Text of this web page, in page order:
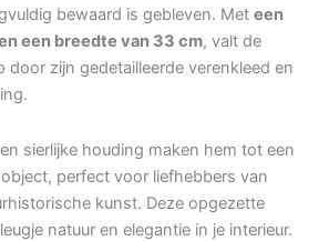
bewaard is gebleven. Met een
een breedte van 33 cm, valt de
door zijn gedetailleerde verenkleed en
sierlijke houding maken hem tot een
perfect voor liefhebbers van
kunst. Deze opgezette
natuur en elegantie in je interieur.